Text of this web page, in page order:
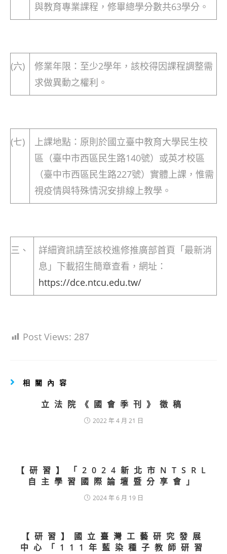
與教育專業課程，修畢總學分數共63學分。
(六)
修業年限：至少2學年，該校得因課程調整需
求做異動之權利。
(七)
上課地點：原則於國立臺中教育大學民生校
區（臺中市西區民生路140號）或英才校區
（臺中市西區民生路227號）實體上課，惟需
視疫情與特殊情況安排線上教學。
三、
詳細資訊請至該校進修推廣部首頁「最新消
息」下載招生簡章查看，網址：
https://dce.ntcu.edu.tw/
Post Views: 287
相關內容
立法院《國會季刊》徵稿
2022 年 4 月 21 日
【研習】「2024新北市NTSRL
自主學習國際論壇暨分享會」
2024 年 6 月 19 日
【研習】國立臺灣工藝研究發展
中心「111年藍染種子教師研習